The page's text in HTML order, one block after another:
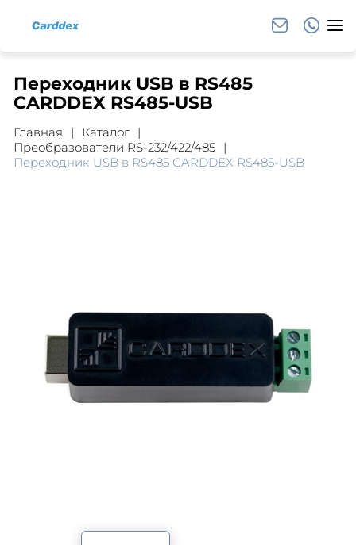
Переходник USB в RS485
CARDDEX RS485-USB
Главная
Каталог
Преобразователи RS-232/422/485
Переходник USB в RS485 CARDDEX RS485-USB